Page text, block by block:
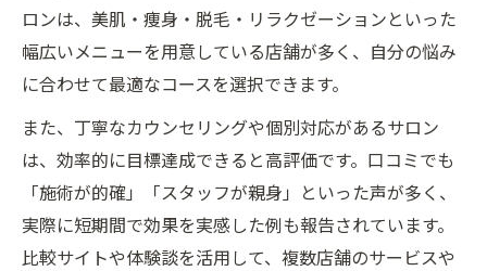
ロンは、美肌・痩身・脱毛・リラクゼーションといった
幅広いメニューを用意している店舗が多く、自分の悩み
に合わせて最適なコースを選択できます。
また、丁寧なカウンセリングや個別対応があるサロン
は、効率的に目標達成できると高評価です。口コミでも
「施術が的確」「スタッフが親身」といった声が多く、
実際に短期間で効果を実感した例も報告されています。
比較サイトや体験談を活用して、複数店舗のサービスや